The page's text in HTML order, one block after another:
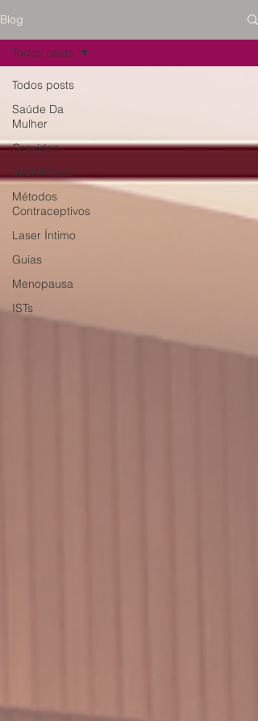
Blog
Todos posts
Saúde Da
Mulher
Gravidez
Infertilidade
Métodos
Contraceptivos
Laser Íntimo
Guias
Menopausa
ISTs
Todos posts